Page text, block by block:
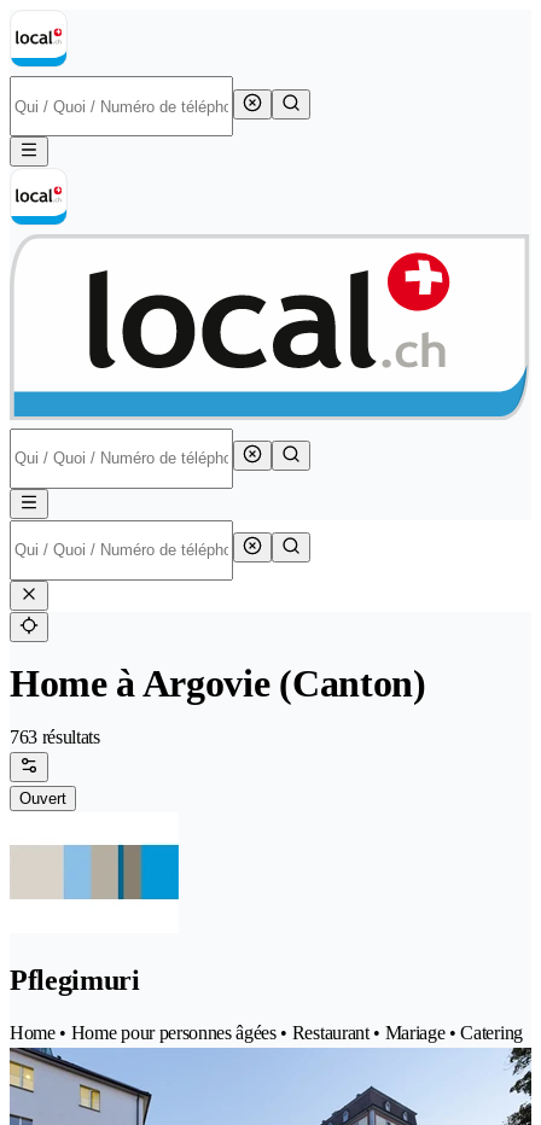
Home à Argovie (Canton)
763 résultats
Ouvert
Pflegimuri
Home • Home pour personnes âgées • Restaurant • Mariage • Catering